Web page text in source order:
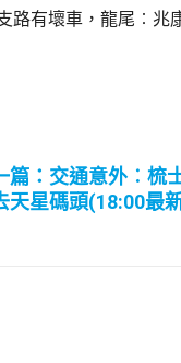
路有壞車，龍尾︰兆
篇：交通意外︰梳
天星碼頭(18:00最